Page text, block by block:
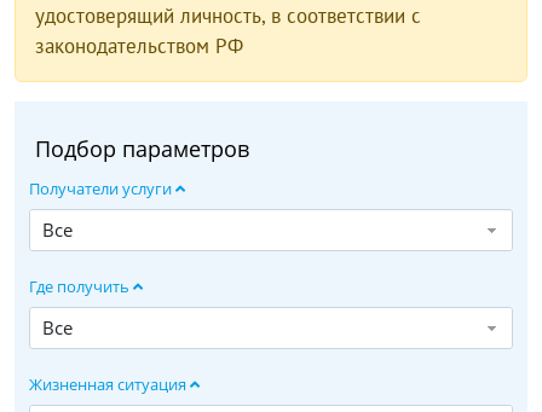
удостоверящий личность, в соответствии с
законодательством РФ
Подбор параметров
Получатели услуги
Все
Где получить
Все
Жизненная ситуация